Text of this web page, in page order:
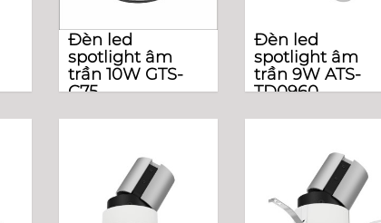
Đèn led
spotlight âm
trần 10W GTS-
C75
Đèn led
spotlight âm
trần 9W ATS-
TD0960